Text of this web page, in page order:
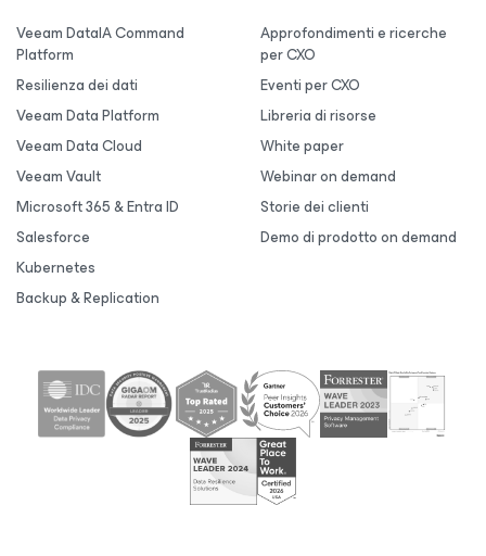
Veeam DataIA Command
Platform
Resilienza dei dati
Veeam Data Platform
Veeam Data Cloud
Veeam Vault
Microsoft 365 & Entra ID
Salesforce
Kubernetes
Backup & Replication
Approfondimenti e ricerche
per CXO
Eventi per CXO
Libreria di risorse
White paper
Webinar on demand
Storie dei clienti
Demo di prodotto on demand